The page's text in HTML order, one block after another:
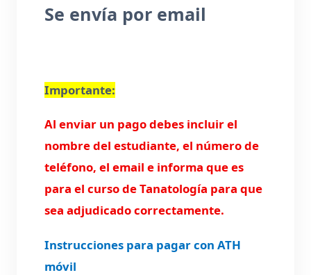
Se envía por email
Importante:
Al enviar un pago debes incluir el
nombre del estudiante, el número de
teléfono, el email e informa que es
para el curso de Tanatología para que
sea adjudicado correctamente.
Instrucciones para pagar con ATH
móvil